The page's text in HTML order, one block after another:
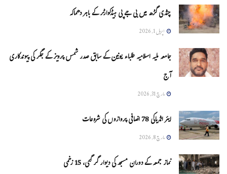
چنڈی گڑھ میں بی جے پی ہیڈکوارٹر کے باہر دھماکہ
اپریل 1, 2026
جامعہ ملیہ اسلامیہ طلباء یونین کے سابق صدر شمس پرویز کے جگر کی پیوندکاری
آج
مارچ 31, 2026
ایئر انڈیاکی 78 اضافی پروازوں کی شروعات
مارچ 8, 2026
نماز جمعہ کے دوران مسجد کی دیوار گر گئی، 15 زخمی